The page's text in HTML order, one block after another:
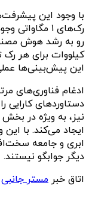
با وجود این
رک‌های ۱
این پیش‌بینی‌ها
ادغام فناوری‌های
دستاوردهای کارایی
نیز، به ویژه در
ایجاد می‌کند. با
ابری و جامعه
دیگر جوابگو نیستند.
اتاق خبر مستر جانبی